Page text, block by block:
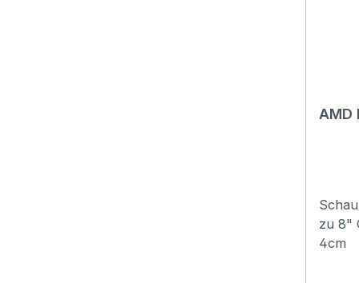
AMD
zu 8" Größe: 33cm x 26,5cm x
4cm